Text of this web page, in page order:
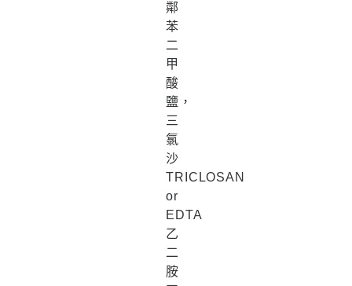
鄰
苯
二
甲
酸
鹽，
三
氯
沙
TRICLOSAN
or
EDTA
乙
二
胺